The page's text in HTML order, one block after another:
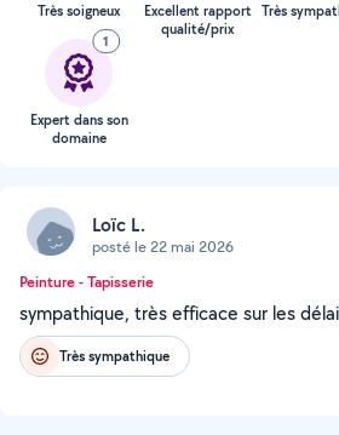
Très soigneux
Excellent rapport
qualité/prix
Très
1
Expert dans son
domaine
Loïc L.
posté le 22 mai 2026
Peinture - Tapisserie
sympathique, très efficace sur les
Très sympathique